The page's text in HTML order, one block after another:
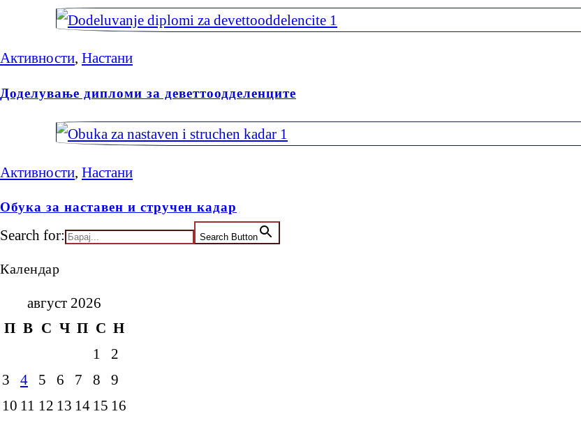
Активности, Настани
Доделување дипломи за деветтоодделенците
Активности, Настани
Обука за наставен и стручен кадар
Search for: Search Button
Календар
август 2026
П В С Ч П С Н
1
2
3
4 5 6 7 8
9
10 11 12 13 14 15 16